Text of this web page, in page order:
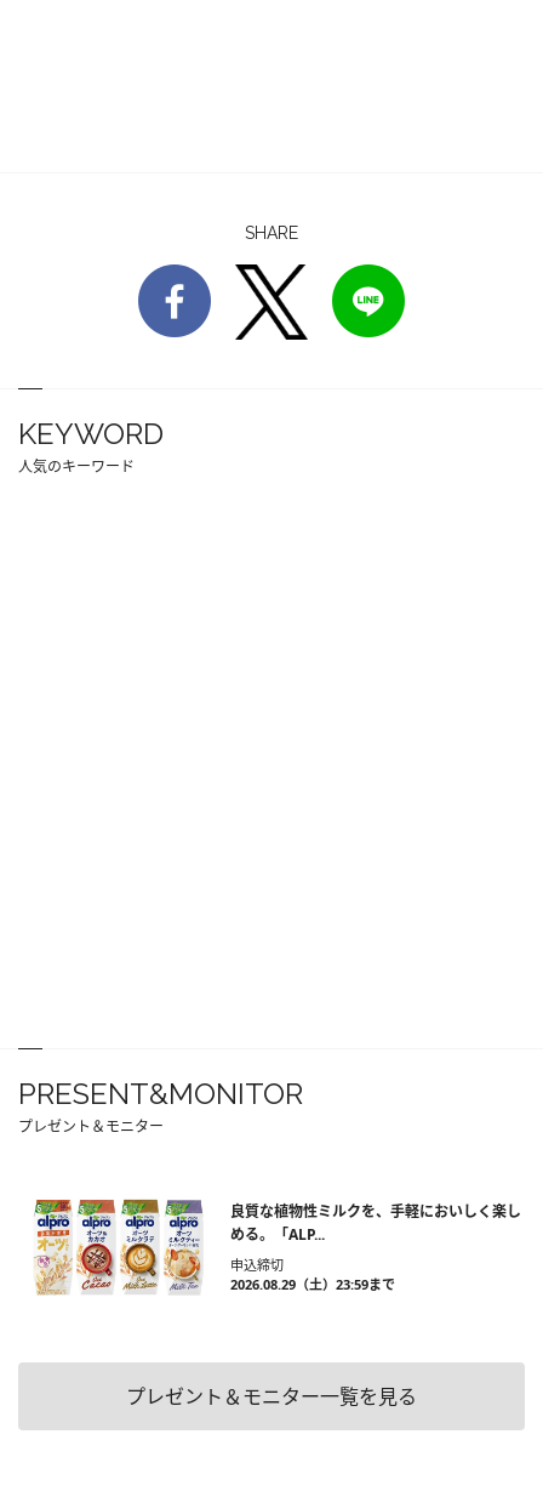
SHARE
KEYWORD
人気のキーワード
PRESENT&MONITOR
プレゼント＆モニター
良質な植物性ミルクを、手軽においしく楽し
める。「ALP...
申込締切
2026.08.29（土）23:59まで
プレゼント＆モニター一覧を見る